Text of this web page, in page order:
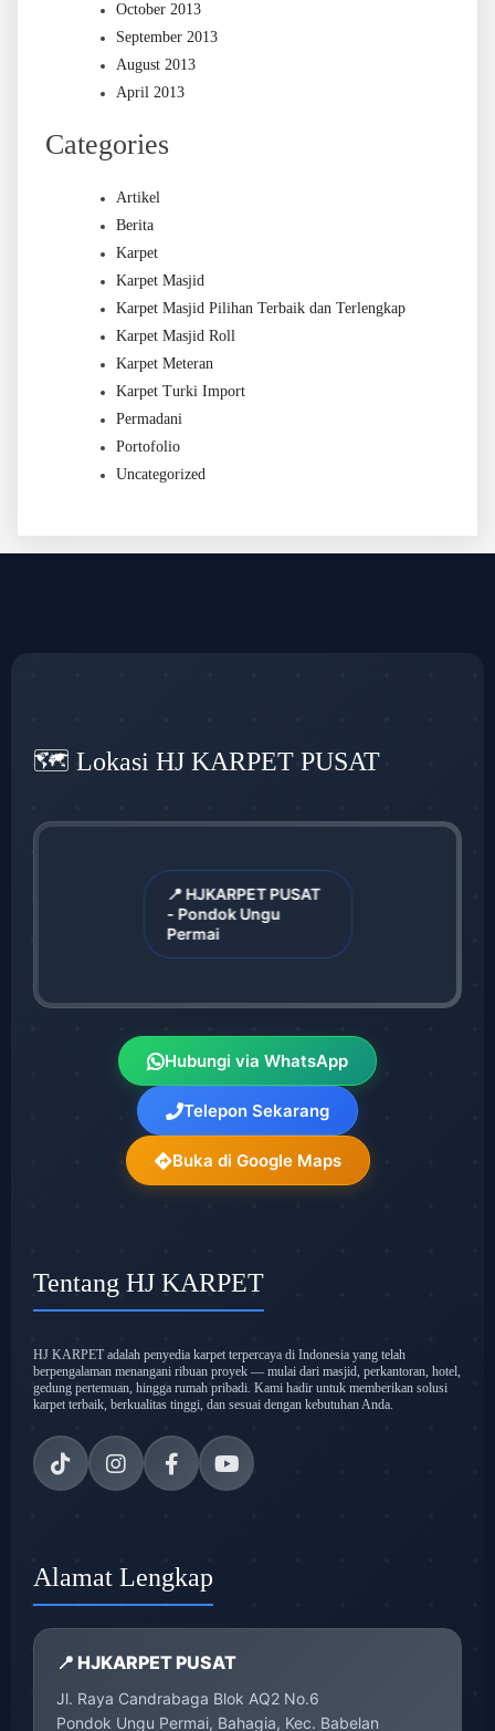
October 2013
September 2013
August 2013
April 2013
Categories
Artikel
Berita
Karpet
Karpet Masjid
Karpet Masjid Pilihan Terbaik dan Terlengkap
Karpet Masjid Roll
Karpet Meteran
Karpet Turki Import
Permadani
Portofolio
Uncategorized
🗺️ Lokasi HJ KARPET PUSAT
📍 HJKARPET PUSAT
- Pondok Ungu
Permai
Hubungi via WhatsApp
Telepon Sekarang
Buka di Google Maps
Tentang HJ KARPET
HJ KARPET adalah penyedia karpet terpercaya di Indonesia yang telah
berpengalaman menangani ribuan proyek — mulai dari masjid, perkantoran, hotel,
gedung pertemuan, hingga rumah pribadi. Kami hadir untuk memberikan solusi
karpet terbaik, berkualitas tinggi, dan sesuai dengan kebutuhan Anda.
Alamat Lengkap
📍 HJKARPET PUSAT
Jl. Raya Candrabaga Blok AQ2 No.6
Pondok Ungu Permai, Bahagia, Kec. Babelan